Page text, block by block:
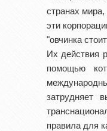
странах
эти
"овчинка
Их действия
помощью
затрудняет
правила для